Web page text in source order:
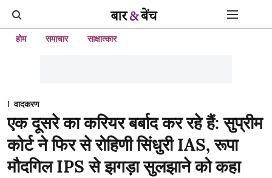
होम समाचार साक्षात्कार
वादकरण
एक दूसरे का करियर बर्बाद कर रहे हैं: सुप्रीम
कोर्ट ने फिर से रोहिणी सिंधुरी IAS, रूपा
मौदगिल IPS से झगड़ा सुलझाने को कहा